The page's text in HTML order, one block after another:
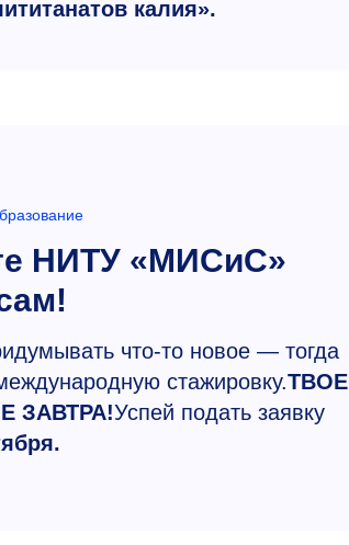
калия».
НИТУ «МИСиС»
что-то новое — тогда
стажировку.ТВОЕ
ЗАВТРА!Успей подать заявку